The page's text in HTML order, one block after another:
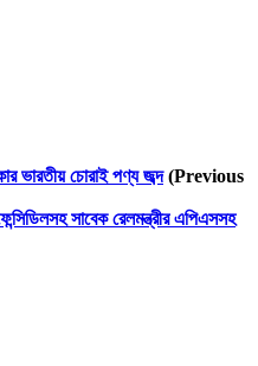
ভারতীয় চোরাই পণ্য জব্দ(Previous
সাবেক রেলমন্ত্রীর এপিএসসহ